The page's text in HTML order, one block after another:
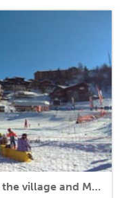
2/3 room apartment with view of the village and Mont Blanc